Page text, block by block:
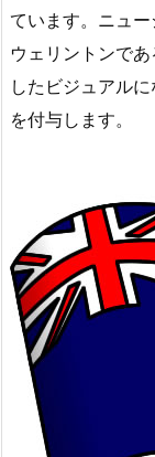
ています。ニュ
ウェリントンで
したビジュアル
を付与します。